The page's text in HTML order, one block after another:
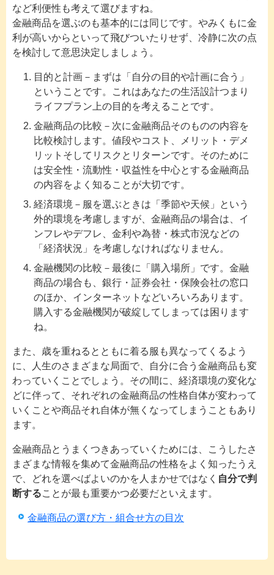
など利便性も考えて選びますね。
金融商品を選ぶのも基本的には同じです。やみくもに金
利が高いからといって飛びついたりせず、冷静に次の点
を検討して意思決定しましょう。
目的と計画－まずは「自分の目的や計画に合う」
ということです。これはあなたの生活設計つまり
ライフプラン上の目的を考えることです。
金融商品の比較－次に金融商品そのものの内容を
比較検討します。値段やコスト、メリット・デメ
リットそしてリスクとリターンです。そのために
は安全性・流動性・収益性を中心とする金融商品
の内容をよく知ることが大切です。
経済環境－服を選ぶときは「季節や天候」という
外的環境を考慮しますが、金融商品の場合は、イ
ンフレやデフレ、金利や為替・株式市況などの
「経済状況」を考慮しなければなりません。
金融機関の比較－最後に「購入場所」です。金融
商品の場合も、銀行・証券会社・保険会社の窓口
のほか、インターネットなどいろいろあります。
購入する金融機関が破綻してしまっては困ります
ね。
また、歳を重ねるとともに着る服も異なってくるよう
に、人生のさまざまな局面で、自分に合う金融商品も変
わっていくことでしょう。その間に、経済環境の変化な
どに伴って、それぞれの金融商品の性格自体が変わって
いくことや商品それ自体が無くなってしまうこともあり
ます。
金融商品とうまくつきあっていくためには、こうしたさ
まざまな情報を集めて金融商品の性格をよく知ったうえ
で、どれを選べばよいのかを人まかせではなく 自分で判
断することが最も重要かつ必要だといえます。
金融商品の選び方・組合せ方の目次